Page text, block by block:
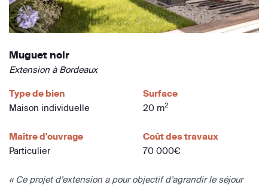
Muguet noir
Extension à Bordeaux
Type de bien
Maison individuelle
Surface
20 m2
Maître d'ouvrage
Particulier
Coût des travaux
70 000€
« Ce projet d’extension a pour objectif d’agrandir le séjour